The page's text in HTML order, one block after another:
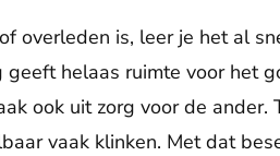
overleden is, leer je het al
helaas ruimte voor het
ook uit zorg voor de
vaak klinken. Met dat